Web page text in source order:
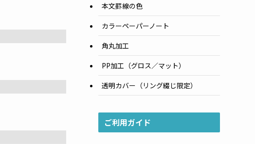
本文罫線の色
カラーペーパーノート
角丸加工
PP加工（グロス／マット）
透明カバー（リング綴じ限定）
ご利用ガイド